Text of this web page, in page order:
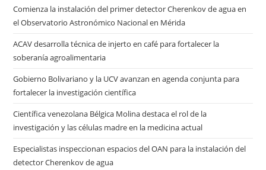
Comienza la instalación del primer detector Cherenkov de agua en
el Observatorio Astronómico Nacional en Mérida
ACAV desarrolla técnica de injerto en café para fortalecer la
soberanía agroalimentaria
Gobierno Bolivariano y la UCV avanzan en agenda conjunta para
fortalecer la investigación científica
Científica venezolana Bélgica Molina destaca el rol de la
investigación y las células madre en la medicina actual
Especialistas inspeccionan espacios del OAN para la instalación del
detector Cherenkov de agua